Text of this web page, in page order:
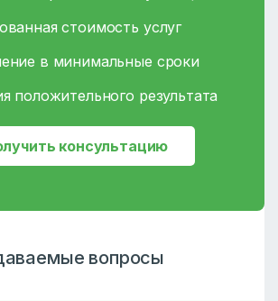
стоимость услуг
в минимальные сроки
положительного результата
консультацию
вопросы